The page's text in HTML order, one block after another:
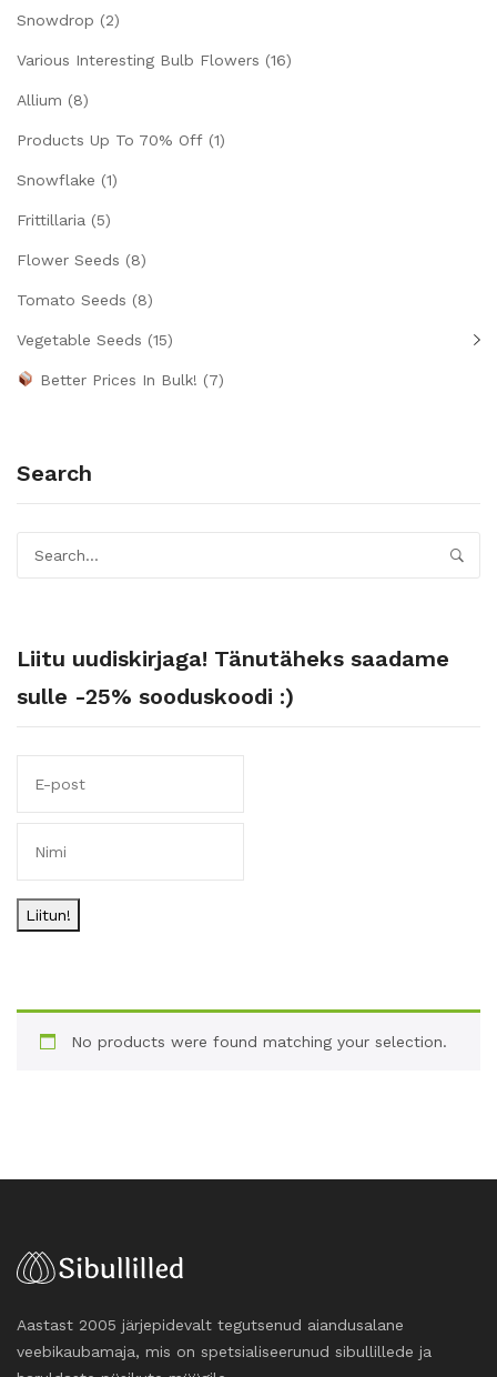
No products were found matching your selection.
Snowdrop (2)
Various Interesting Bulb Flowers (16)
Allium (8)
Products Up To 70% Off (1)
Snowflake (1)
Frittillaria (5)
Flower Seeds (8)
Tomato Seeds (8)
Vegetable Seeds (15)
Better Prices In Bulk! (7)
Search
Liitu uudiskirjaga! Tänutäheks saadame
sulle -25% sooduskoodi :)
Liitun!
Aastast 2005 järjepidevalt tegutsenud aiandusalane
veebikaubamaja, mis on spetsialiseerunud sibullillede ja